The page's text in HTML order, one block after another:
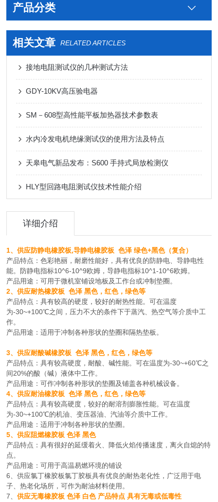
产品分类
相关文章 RELATED ARTICLES
接地电阻测试仪的几种测试方法
GDY-10KV高压验电器
SM－608型高性能平板加热器技术参数表
水内冷发电机绝缘测试仪的使用方法及特点
天皋电气新品发布：S600 手持式局放检测仪
HLY型回路电阻测试仪技术性能介绍
详细介绍
1、供应防静电橡胶板,导静电橡胶板 色泽 绿色+黑色（复合）
产品特点：色彩艳丽，耐磨性能好，具有优良的防静电、导静电性
能。防静电指标10^6-10^9欧姆，导静电指标10^1-10^6欧姆。
产品用途：可用于微机室铺设地板及工作台或冲制垫圈。
2、供应耐热橡胶板 色泽 黑色，红色，绿色等
产品特点：具有较高的硬度，较好的耐热性能。可在温度
为-30~+100℃之间，压力不大的条件下于蒸汽、热空气等介质中工
作。
产品用途：适用于冲制各种形状的垫圈和隔热垫板。
3、供应耐酸碱橡胶板 色泽 黑色，红色，绿色等
产品特点：具有较高硬度，耐酸、碱性能。可在温度为-30~+60℃之
间20%的酸（碱）液体中工作。
产品用途：可作冲制各种形状的垫圈及铺盖各种机械设备。
4、供应耐油橡胶板 色泽 黑色，红色，绿色等
产品特点：具有较高硬度，较好的耐溶剂膨胀性能。可在温度
为-30~+100℃的机油、变压器油、汽油等介质中工作。
产品用途：适用于冲制各种形状的垫圈。
5、供应阻燃橡胶板 色泽 黑色
产品特点：具有很好的延缓着火、降低火焰传播速度，离火自熄的特
点。
产品用途：可用于高温易燃环境的铺设
6、供应氯丁橡胶板氯丁胶板具有优良的耐热老化性，广泛用于电
子、热老化场所，可作为耐油材料使用。
7、供应无毒橡胶板 色泽 白色 产品特点 具有无毒或低毒性